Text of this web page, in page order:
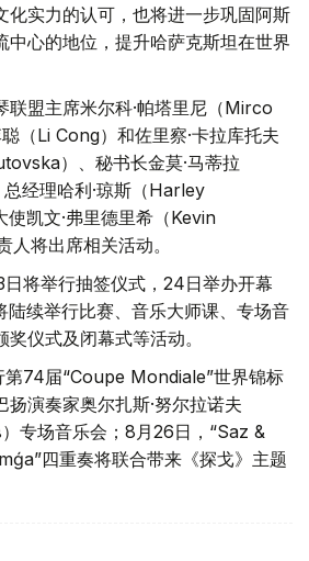
化实力的认可，也将进一步巩固阿斯
中心的地位，提升哈萨克斯坦在世界
联盟主席米尔科·帕塔里尼（Mirco
（Li Cong）和佐里察·卡拉库托夫
）、秘书长金莫·马蒂拉
经理哈利·琼斯（Harley
凯文·弗里德里希（Kevin
将出席相关活动。
将举行抽签仪式，24日举办开幕
续举行比赛、音乐大师课、专场音
仪式及闭幕式等活动。
74届“Coupe Mondiale”世界锦标
演奏家奥尔扎斯·努尔拉诺夫
专场音乐会；8月26日，“Saz &
四重奏将联合带来《探戈》主题